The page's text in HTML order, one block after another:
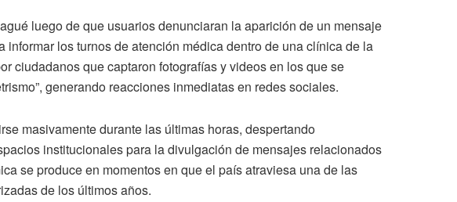
luego de que usuarios denunciaran la aparición de un mensaje
los turnos de atención médica dentro de una clínica de la
ciudadanos que captaron fotografías y videos en los que se
generando reacciones inmediatas en redes sociales.
masivamente durante las últimas horas, despertando
institucionales para la divulgación de mensajes relacionados
se produce en momentos en que el país atraviesa una de las
de los últimos años.